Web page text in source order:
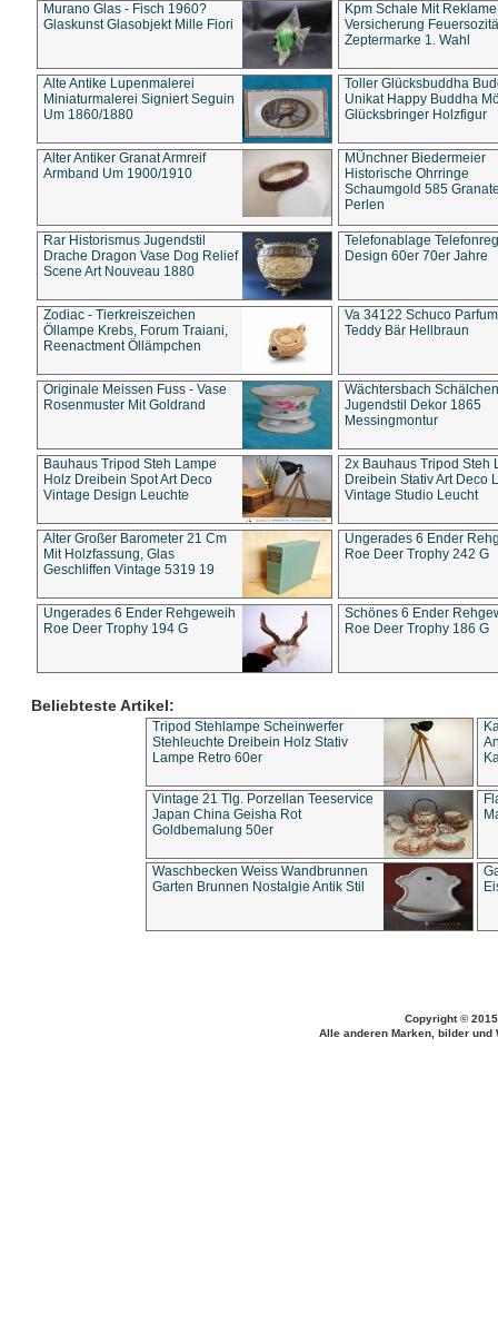
Murano Glas - Fisch 1960?
Glaskunst Glasobjekt Mille Fiori
Kpm Schale Mit Reklame
Versicherung
Zeptermarke 1. Wahl
Alte Antike Lupenmalerei
Miniaturmalerei Signiert Seguin
Um 1860/1880
Toller Glücksbuddha
Unikat Happy Buddha
Glücksbringer Holzfigur
Alter Antiker Granat Armreif
Armband Um 1900/1910
MÜnchner Biedermeier
Historische Ohrringe
Schaumgold 585
Perlen
Rar Historismus Jugendstil
Drache Dragon Vase Dog Relief
Scene Art Nouveau 1880
Telefonablage
Design 60er 70er Jahre
Zodiac - Tierkreiszeichen
Öllampe Krebs, Forum Traiani,
Reenactment Öllämpchen
Va 34122 Schuco
Teddy Bär Hellbraun
Originale Meissen Fuss - Vase
Rosenmuster Mit Goldrand
Wächtersbach Schälchen
Jugendstil Dekor 1865
Messingmontur
Bauhaus Tripod Steh Lampe
Holz Dreibein Spot Art Deco
Vintage Design Leuchte
2x Bauhaus Tripod Steh
Dreibein Stativ Art Deco
Vintage Studio Leucht
Alter Großer Barometer 21 Cm
Mit Holzfassung, Glas
Geschliffen Vintage 5319 19
Ungerades 6 Ender
Roe Deer Trophy 242 G
Ungerades 6 Ender Rehgeweih
Roe Deer Trophy 194 G
Schönes 6 Ender
Roe Deer Trophy 186 G
Beliebteste Artikel:
Tripod Stehlampe Scheinwerfer
Stehleuchte Dreibein Holz Stativ
Lampe Retro 60er
Vintage 21 Tlg. Porzellan Teeservice
Japan China Geisha Rot
Goldbemalung 50er
Waschbecken Weiss Wandbrunnen
Garten Brunnen Nostalgie Antik Stil
Copyright ©
Alle anderen Marken, bilder und